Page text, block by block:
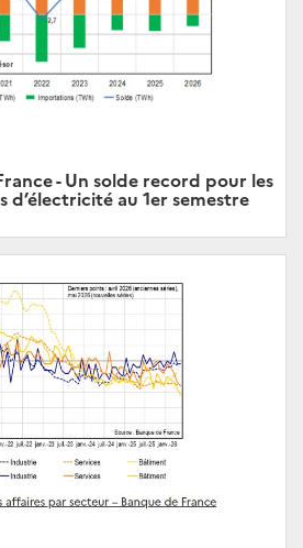
- Un solde record pour les
au 1er semestre